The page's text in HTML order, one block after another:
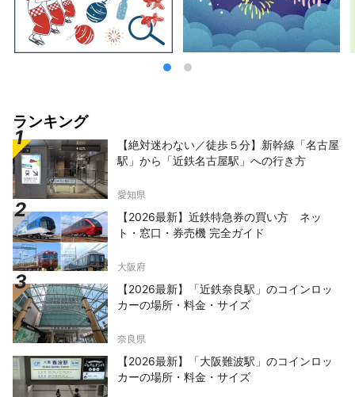
ランキング
【絶対迷わない／徒歩５分】新幹線「名古屋
駅」から「近鉄名古屋駅」への行き方
愛知県
【2026最新】近鉄特急券の買い方 ネッ
ト・窓口・券売機 完全ガイド
大阪府
【2026最新】「近鉄奈良駅」のコインロッ
カーの場所・料金・サイズ
奈良県
【2026最新】「大阪難波駅」のコインロッ
カーの場所・料金・サイズ